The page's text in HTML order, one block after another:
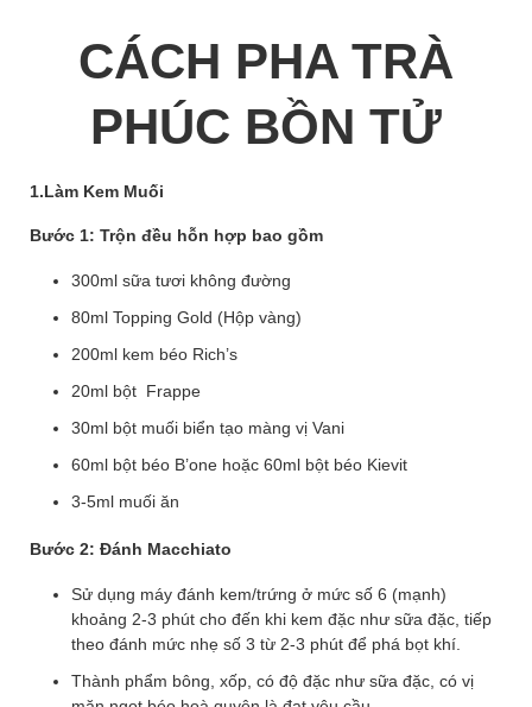
CÁCH PHA TRÀ
PHÚC BỒN TỬ
1.Làm Kem Muối
Bước 1: Trộn đều hỗn hợp bao gồm
300ml sữa tươi không đường
80ml Topping Gold (Hộp vàng)
200ml kem béo Rich’s
20ml bột Frappe
30ml bột muối biển tạo màng vị Vani
60ml bột béo B’one hoặc 60ml bột béo Kievit
3-5ml muối ăn
Bước 2: Đánh Macchiato
Sử dụng máy đánh kem/trứng ở mức số 6 (mạnh)
khoảng 2-3 phút cho đến khi kem đặc như sữa đặc, tiếp
theo đánh mức nhẹ số 3 từ 2-3 phút để phá bọt khí.
Thành phẩm bông, xốp, có độ đặc như sữa đặc, có vị